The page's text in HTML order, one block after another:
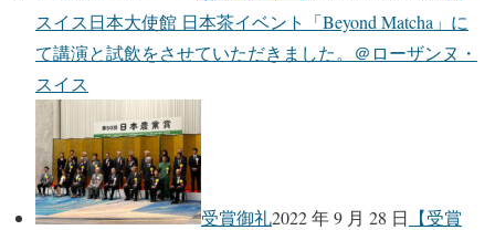
スイス日本大使館 日本茶イベント「Beyond Matcha」に
て講演と試飲をさせていただきました。＠ローザンヌ・
スイス
受賞御礼2022 年 9 月 28 日 【受賞